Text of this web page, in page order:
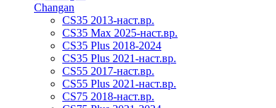
Changan
CS35 2013-наст.вр.
CS35 Max 2025-наст.вр.
CS35 Plus 2018-2024
CS35 Plus 2021-наст.вр.
CS55 2017-наст.вр.
CS55 Plus 2021-наст.вр.
CS75 2018-наст.вр.